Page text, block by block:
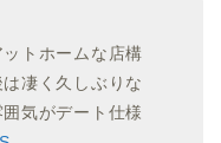
トホームな店構
凄く久しぶりな
気がデート仕様